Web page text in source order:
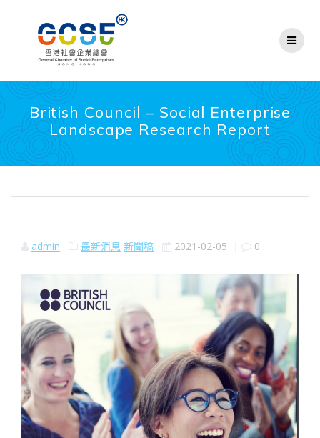
British Council – Social Enterprise
Landscape Research Report
admin 最新消息 新聞稿 2021-02-05 | 0